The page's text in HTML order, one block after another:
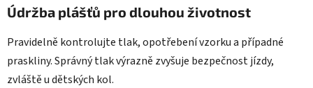
Údržba plášťů pro dlouhou životnost
Pravidelně kontrolujte tlak, opotřebení vzorku a případné
praskliny. Správný tlak výrazně zvyšuje bezpečnost jízdy,
zvláště u dětských kol.